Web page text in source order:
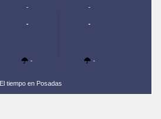
-
-
-
-
-
-
El tiempo en Posadas